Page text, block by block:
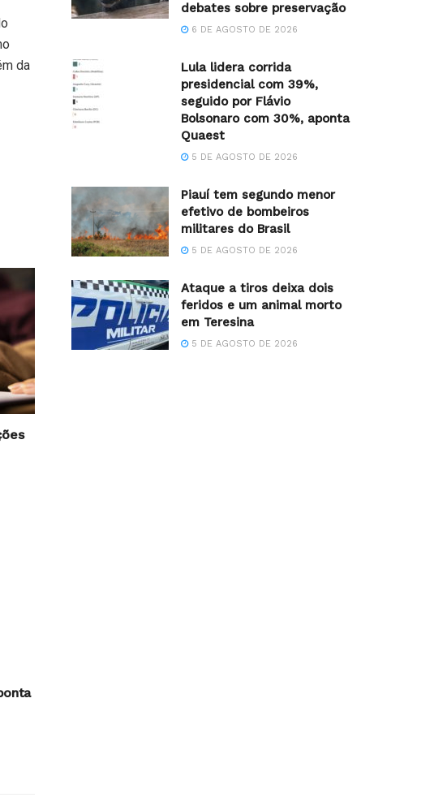
da
debates sobre preservação
6 DE AGOSTO DE 2026
Lula lidera corrida
presidencial com 39%,
seguido por Flávio
Bolsonaro com 30%, aponta
Quaest
5 DE AGOSTO DE 2026
Piauí tem segundo menor
efetivo de bombeiros
militares do Brasil
5 DE AGOSTO DE 2026
Ataque a tiros deixa dois
feridos e um animal morto
em Teresina
5 DE AGOSTO DE 2026